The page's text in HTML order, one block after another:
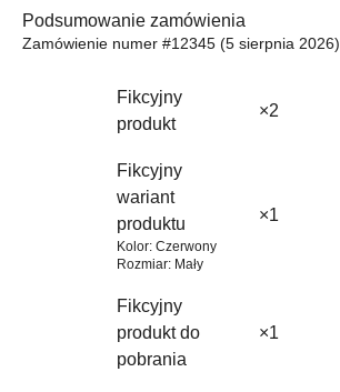
Podsumowanie zamówienia
Zamówienie numer #12345 (5 sierpnia 2026)
Fikcyjny
produkt
×2
Fikcyjny
wariant
produktu
Kolor: Czerwony
Rozmiar: Mały
×1
Fikcyjny
produkt do
pobrania
×1